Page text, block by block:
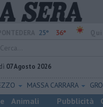
25° 36°
07 Agosto 2026
MASSA CARRARA
Animali Pubblicità